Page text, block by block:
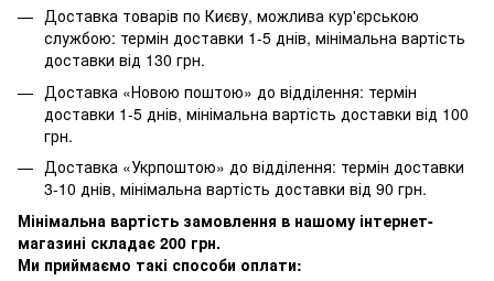
Доставка товарів по Києву, можлива кур'єрською
службою: термін доставки 1-5 днів, мінімальна вартість
доставки від 130 грн.
Доставка «Новою поштою» до відділення: термін
доставки 1-5 днів, мінімальна вартість доставки від 100
грн.
Доставка «Укрпоштою» до відділення: термін доставки
3-10 днів, мінімальна вартість доставки від 90 грн.
Мінімальна вартість замовлення в нашому інтернет-
магазині складає 200 грн.
Ми приймаємо такі способи оплати: